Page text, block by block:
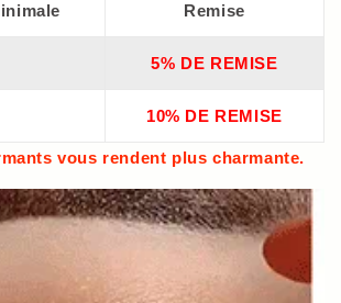
Remise
5% DE REMISE
10% DE REMISE
vous rendent plus charmante.